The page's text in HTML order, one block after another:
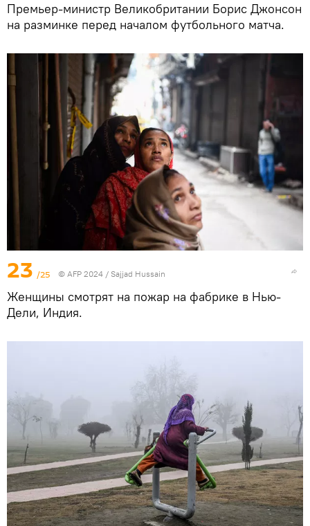
Премьер-министр Великобритании Борис Джонсон
на разминке перед началом футбольного матча.
23 /25 © AFP 2024 / Sajjad Hussain
Женщины смотрят на пожар на фабрике в Нью-
Дели, Индия.